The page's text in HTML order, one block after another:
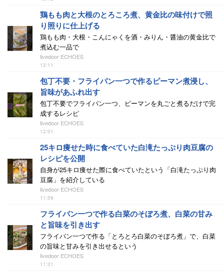
鶏もも肉と大根のとろころ煮、黄金比の味付けで照
り照りに仕上げる
鶏もも肉・大根・こんにゃくを酒・みりん・醤油の黄金比で
煮込む一品で
livedoor ECHOES
12:11
包丁不要・フライパン一つで作るピーマン煮浸し、
旨味があふれ出す
包丁不要でフライパン一つ、ピーマンを丸ごと煮るだけで完
成するレシピ
livedoor ECHOES
12:01
25キロ痩せた時に食べていた白滝たっぷり肉豆腐の
レシピを公開
自身が25キロ痩せた際に食べていたという「白滝たっぷり肉
豆腐」を紹介している
livedoor ECHOES
11:59
フライパン一つで作る白菜のそぼろ煮、白菜の甘み
と旨味を引き出す
フライパン一つで作る「とろとろ白菜のそぼろ煮」で、白菜
の旨味と甘みを引き出せるという
livedoor ECHOES
11:31